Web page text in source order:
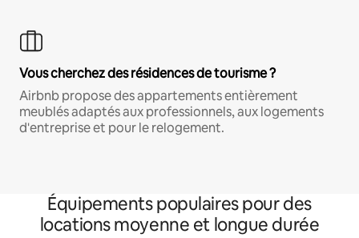
Vous cherchez des résidences de tourisme ?
Airbnb propose des appartements entièrement
meublés adaptés aux professionnels, aux logements
d'entreprise et pour le relogement.
Équipements populaires pour des
locations moyenne et longue durée